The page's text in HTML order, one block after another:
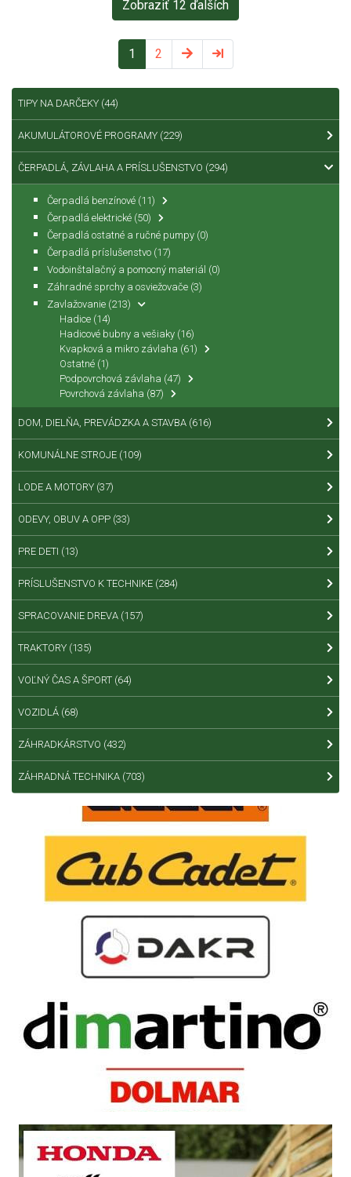
Zobraziť 12 ďalších
1 2
TIPY NA DARČEKY (44)
AKUMULÁTOROVÉ PROGRAMY (229)
ČERPADLÁ, ZÁVLAHA A PRÍSLUŠENSTVO (294)
Čerpadlá benzínové (11)
Čerpadlá elektrické (50)
Čerpadlá ostatné a ručné pumpy (0)
Čerpadlá príslušenstvo (17)
Vodoinštalačný a pomocný materiál (0)
Záhradné sprchy a osviežovače (3)
Zavlažovanie (213)
Hadice (14)
Hadicové bubny a vešiaky (16)
Kvapková a mikro závlaha (61)
Ostatné (1)
Podpovrchová závlaha (47)
Povrchová závlaha (87)
DOM, DIELŇA, PREVÁDZKA A STAVBA (616)
KOMUNÁLNE STROJE (109)
LODE A MOTORY (37)
ODEVY, OBUV A OPP (33)
PRE DETI (13)
PRÍSLUŠENSTVO K TECHNIKE (284)
SPRACOVANIE DREVA (157)
TRAKTORY (135)
VOĽNÝ ČAS A ŠPORT (64)
VOZIDLÁ (68)
ZÁHRADKÁRSTVO (432)
ZÁHRADNÁ TECHNIKA (703)